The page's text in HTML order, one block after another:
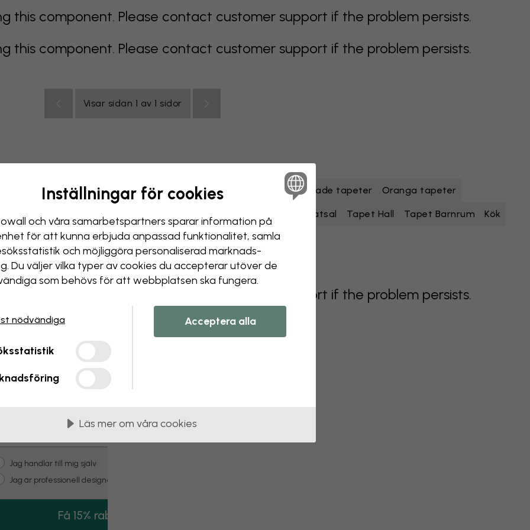
this component. Please contact customer support if the problem persists.
this component. Please contact customer support if the problem persists.
Visar sidan 1 av 1 sidor
tapeter Bruna tapeter Gröna tapeter Grå tapeter Flerfärgade tapeter Oranga tapeter
Matsal Tapet Hall Tapet Barnrum Kök
this component. Please contact customer support if the problem persists.
Vill du få
RABATT
på ditt första köp? Anmäl dig till vårt
type
Jag handlar till mig själv
Jag är professionell designer
Få 15% rabatt
Inställningar för cookies
och våra samarbets­partners sparar information på
för att kunna erbjuda anpassad funktionalitet, samla
och möjliggöra personaliserad marknads­
Du väljer vilka typer av cookies du accepterar utöver de
som behövs för att webbplatsen ska fungera.
nödvändiga Acceptera alla
Läs mer om våra cookies